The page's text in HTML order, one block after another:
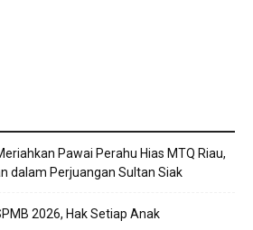
Pawai Perahu Hias MTQ Riau,
dalam Perjuangan Sultan Siak
2026, Hak Setiap Anak